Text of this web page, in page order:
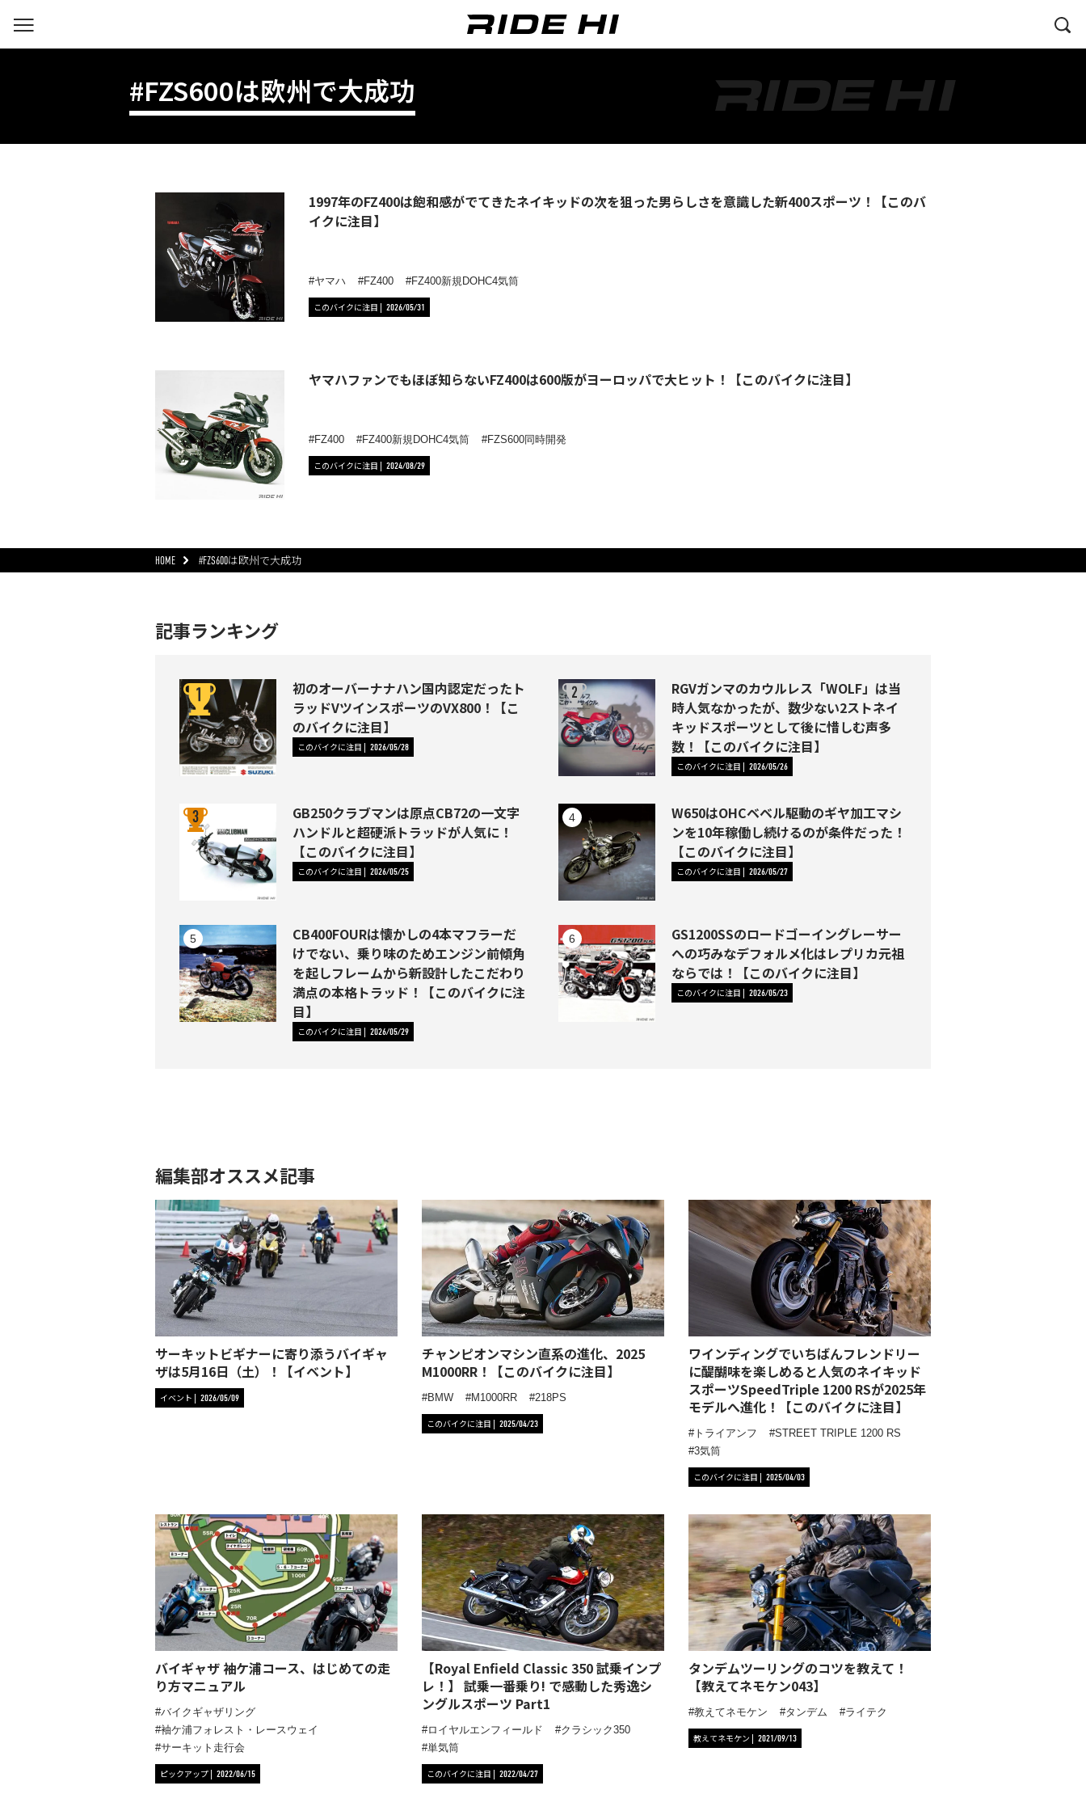
#FZS600は欧州で大成功
1997年のFZ400は飽和感がでてきたネイキッドの次を狙った男らしさを意識した新400スポーツ！【このバ
イクに注目】
ヤマハ FZ400 FZ400新規DOHC4気筒
このバイクに注目 2026/05/31
ヤマハファンでもほぼ知らないFZ400は600版がヨーロッパで大ヒット！【このバイクに注目】
FZ400 FZ400新規DOHC4気筒 FZS600同時開発
このバイクに注目 2024/08/29
HOME #FZS600は欧州で大成功
記事ランキング
初のオーバーナナハン国内認定だったト
ラッドVツインスポーツのVX800！【こ
のバイクに注目】
このバイクに注目 2026/05/28
RGVガンマのカウルレス「WOLF」は当
時人気なかったが、数少ない2ストネイ
キッドスポーツとして後に惜しむ声多
数！【このバイクに注目】
このバイクに注目 2026/05/26
GB250クラブマンは原点CB72の一文字
ハンドルと超硬派トラッドが人気に！
【このバイクに注目】
このバイクに注目 2026/05/25
W650はOHCベベル駆動のギヤ加工マシ
ンを10年稼働し続けるのが条件だった！
【このバイクに注目】
このバイクに注目 2026/05/27
CB400FOURは懐かしの4本マフラーだ
けでない、乗り味のためエンジン前傾角
を起しフレームから新設計したこだわり
満点の本格トラッド！【このバイクに注
目】
このバイクに注目 2026/05/29
GS1200SSのロードゴーイングレーサー
への巧みなデフォルメ化はレプリカ元祖
ならでは！【このバイクに注目】
このバイクに注目 2026/05/23
編集部オススメ記事
サーキットビギナーに寄り添うバイギャ
ザは5月16日（土）！【イベント】
イベント 2026/05/09
チャンピオンマシン直系の進化、2025
M1000RR！【このバイクに注目】
BMW M1000RR 218PS
このバイクに注目 2025/04/23
ワインディングでいちばんフレンドリー
に醍醐味を楽しめると人気のネイキッド
スポーツSpeedTriple 1200 RSが2025年
モデルへ進化！【このバイクに注目】
トライアンフ
STREET TRIPLE 1200 RS
3気筒
このバイクに注目 2025/04/03
バイギャザ 袖ケ浦コース、はじめての走
り方マニュアル
バイクギャザリング
袖ケ浦フォレスト・レースウェイ
サーキット走行会
ピックアップ 2022/06/15
【Royal Enfield Classic 350 試乗インプ
レ！】 試乗一番乗り! で感動した秀逸シ
ングルスポーツ Part1
ロイヤルエンフィールド
クラシック350
単気筒
このバイクに注目 2022/04/27
タンデムツーリングのコツを教えて！
【教えてネモケン043】
教えてネモケン タンデム ライテク
教えてネモケン 2021/09/13